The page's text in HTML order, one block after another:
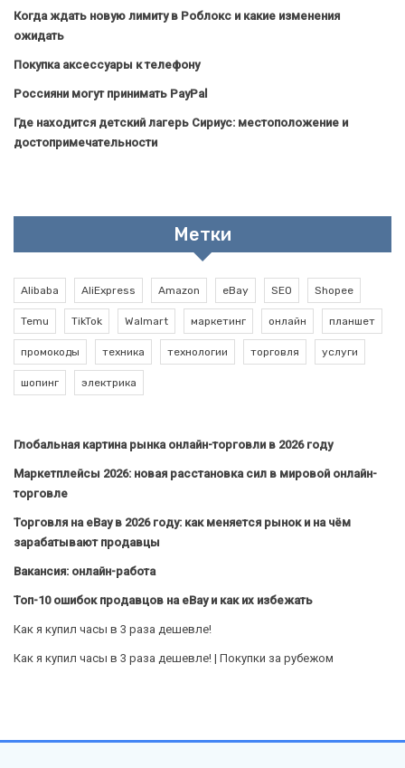
Когда ждать новую лимиту в Роблокс и какие изменения
ожидать
Покупка аксессуары к телефону
Россияни могут принимать PayPal
Где находится детский лагерь Сириус: местоположение и
достопримечательности
Метки
Alibaba AliExpress Amazon eBay SEO Shopee
Temu TikTok Walmart маркетинг онлайн планшет
промокоды техника технологии торговля услуги
шопинг электрика
Глобальная картина рынка онлайн-торговли в 2026 году
Маркетплейсы 2026: новая расстановка сил в мировой онлайн-
торговле
Торговля на eBay в 2026 году: как меняется рынок и на чём
зарабатывают продавцы
Вакансия: онлайн-работа
Топ-10 ошибок продавцов на eBay и как их избежать
Как я купил часы в 3 раза дешевле!
Как я купил часы в 3 раза дешевле! | Покупки за рубежом